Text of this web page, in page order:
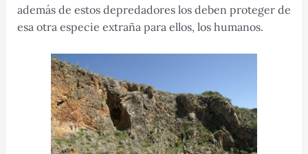
además de estos depredadores los deben proteger de
esa otra especie extraña para ellos, los humanos.